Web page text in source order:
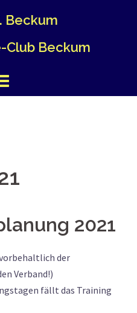
Beckum
Beckum
2021
der
Verband!)
fällt das Training